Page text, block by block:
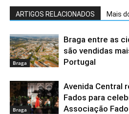
ARTIGOS RELACIONADOS Mais
Braga
Braga entre as
são vendidas
Portugal
Braga
Avenida Central
Fados para
Associação